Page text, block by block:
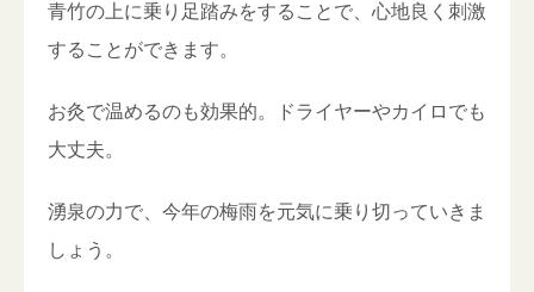
青竹の上に乗り足踏みをすることで、心地良く刺激
することができます。
お灸で温めるのも効果的。ドライヤーやカイロでも
大丈夫。
湧泉の力で、今年の梅雨を元気に乗り切っていきま
しょう。